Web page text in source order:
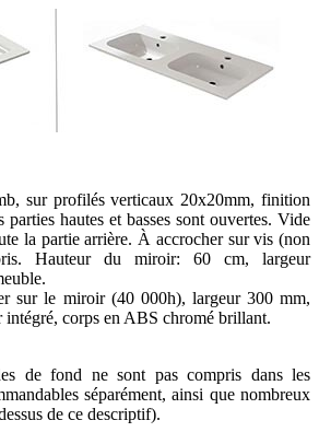
sur profilés verticaux 20x20mm, finition
hautes et basses sont ouvertes. Vide
la partie arrière. À accrocher sur vis (non
Hauteur du miroir: 60 cm, largeur
sur le miroir (40 000h), largeur 300 mm,
intégré, corps en ABS chromé brillant.
de fond ne sont pas compris dans les
séparément, ainsi que nombreux
de ce descriptif).